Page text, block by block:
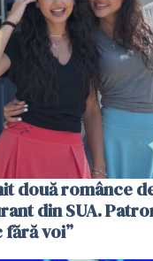
două românce
din SUA.
fără voi”